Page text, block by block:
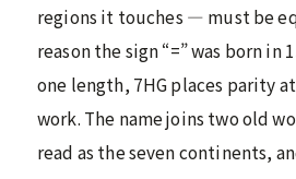
regions it touches — must be
reason the sign “=” was born in
one length, 7HG places parity
work. The name joins two old
read as the seven continents,